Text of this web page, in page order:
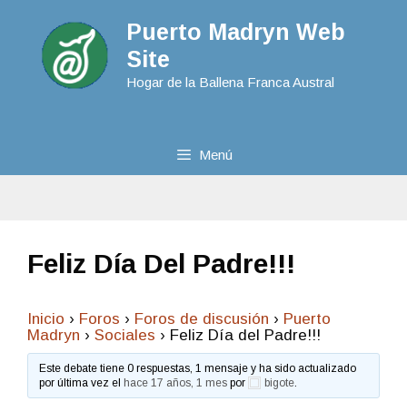
Puerto Madryn Web
Site
Hogar de la Ballena Franca Austral
Menú
Feliz Día Del Padre!!!
Inicio › Foros › Foros de discusión › Puerto
Madryn › Sociales › Feliz Día del Padre!!!
Este debate tiene 0 respuestas, 1 mensaje y ha sido actualizado
por última vez elhace 17 años, 1 mes por bigote